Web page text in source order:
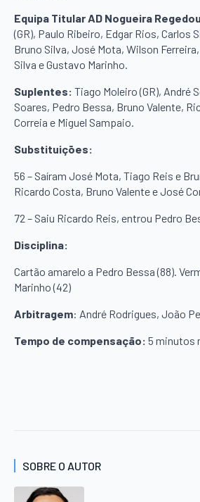
Equipa Titular AD Nogueira
(GR), Paulo Ribeiro, Edgar Rios, Carlos
Bruno Silva, José Mota, Wilson
Silva e Gustavo Marinho.
Suplentes: Tiago Moleiro (GR), André
Soares, Pedro Bessa, Bruno Valente,
Correia e Miguel Sampaio.
Substituições:
56 – Saíram José Mota, Tiago Reis e
Ricardo Costa, Bruno Valente e José
72 – Saiu Ricardo Reis, entrou Pedro
Disciplina:
Cartão amarelo a Pedro Bessa (88).
Marinho (42)
Arbitragem: André Rodrigues, João
Tempo de compensação: 5 minutos
SOBRE O AUTOR